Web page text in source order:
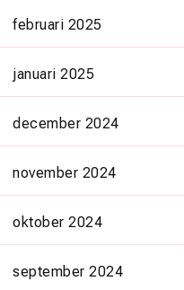
februari 2025
januari 2025
december 2024
november 2024
oktober 2024
september 2024